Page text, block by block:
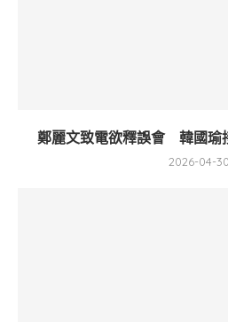
鄭麗文致電欲釋誤會 韓國瑜
2026-04-30